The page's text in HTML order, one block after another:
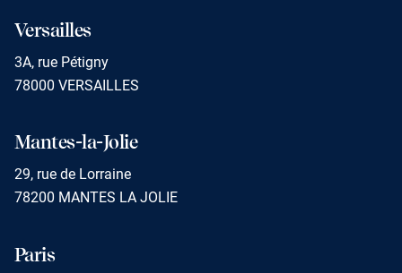
Versailles
3A, rue Pétigny
78000 VERSAILLES
Mantes-la-Jolie
29, rue de Lorraine
78200 MANTES LA JOLIE
Paris